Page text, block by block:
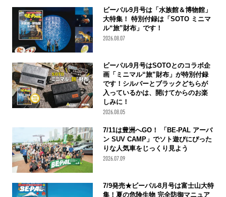
ビーパル9月号は「水族館＆博物館」
大特集！ 特別付録は「SOTO ミニマ
ル“旅”財布」です！
2026.08.07
ビーパル9月号はSOTOとのコラボ企
画「ミニマル“旅”財布」が特別付録
です！シルバーとブラックどちらが
入っているかは、開けてからのお楽
しみに！
2026.08.05
7/11は豊洲へGO！ 「BE-PAL アーバ
ン SUV CAMP」でソト遊びにぴった
りな人気車をじっくり見よう
2026.07.09
7/9発売★ビーパル8月号は富士山大特
集！夏の危険生物 完全防御マニュア